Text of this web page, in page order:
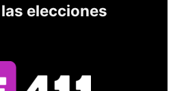
elecciones